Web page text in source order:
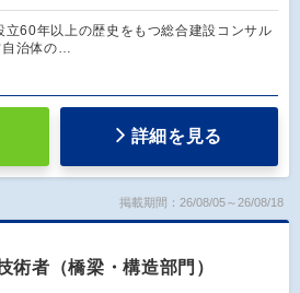
立60年以上の歴史をもつ総合建設コンサル
治体の…
詳細を見る
掲載期間：26/08/05～26/08/18
術者（橋梁・構造部門）